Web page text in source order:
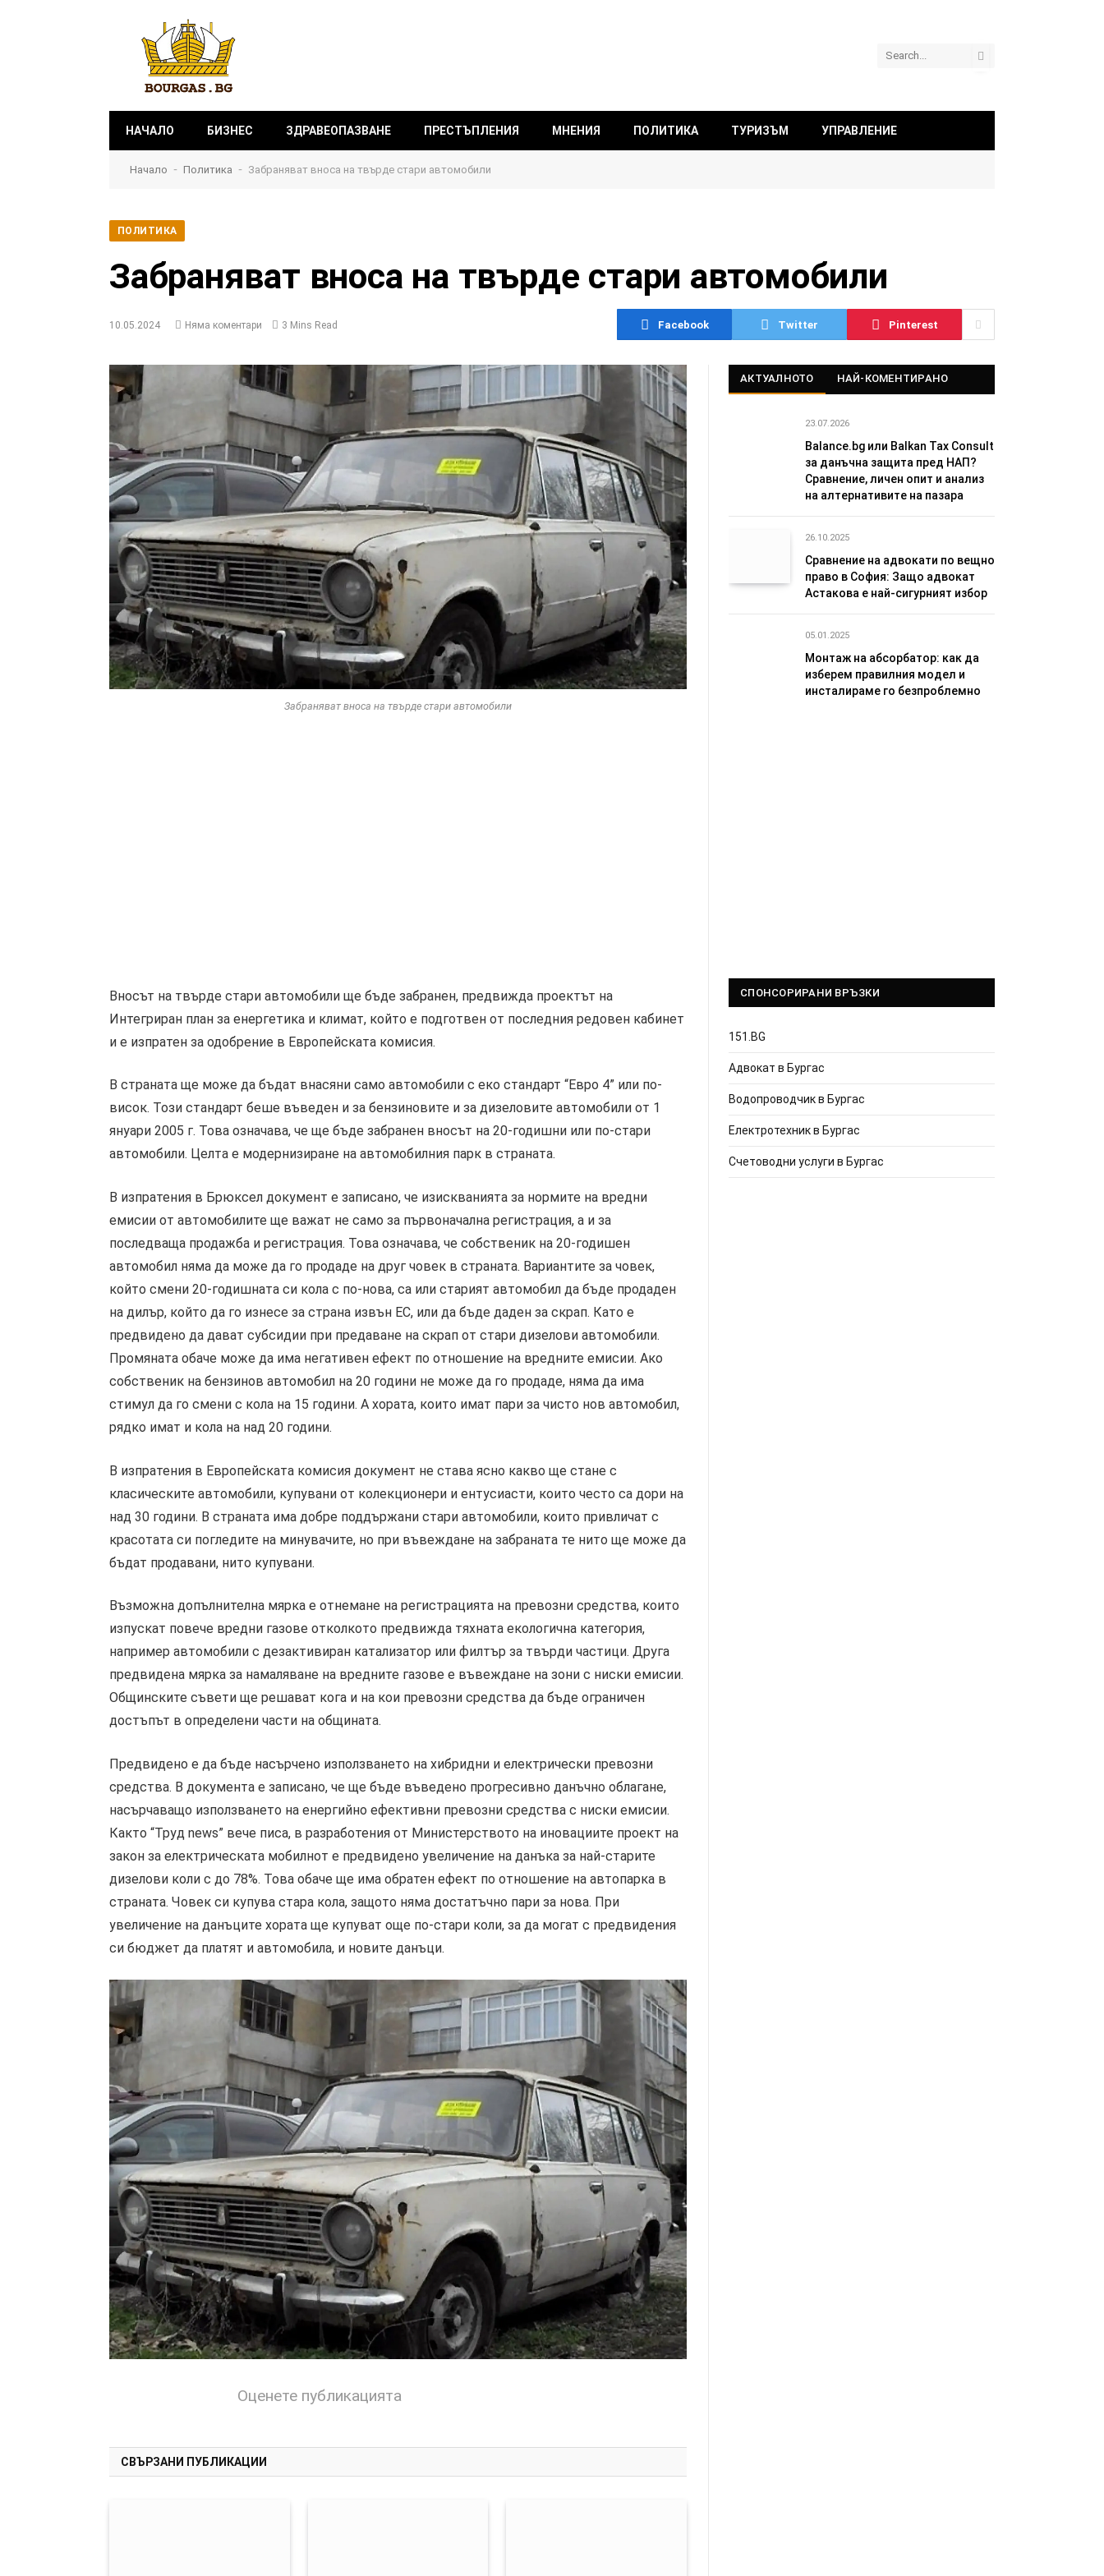
НАЧАЛО БИЗНЕС ЗДРАВЕОПАЗВАНЕ ПРЕСТЪПЛЕНИЯ МНЕНИЯ ПОЛИТИКА ТУРИЗЪМ УПРАВЛЕНИЕ
Начало - Политика - Забраняват вноса на твърде стари автомобили
ПОЛИТИКА
Забраняват вноса на твърде стари автомобили
10.05.2024 Няма коментари 3 Mins Read Facebook Twitter Pinterest
Забраняват вноса на твърде стари автомобили
Вносът на твърде стари автомобили ще бъде забранен, предвижда проектът на
Интегриран план за енергетика и климат, който е подготвен от последния редовен кабинет
и е изпратен за одобрение в Европейската комисия.
В страната ще може да бъдат внасяни само автомобили с еко стандарт “Евро 4” или по-
висок. Този стандарт беше въведен и за бензиновите и за дизеловите автомобили от 1
януари 2005 г. Това означава, че ще бъде забранен вносът на 20-годишни или по-стари
автомобили. Целта е модернизиране на автомобилния парк в страната.
В изпратения в Брюксел документ е записано, че изискванията за нормите на вредни
емисии от автомобилите ще важат не само за първоначална регистрация, а и за
последваща продажба и регистрация. Това означава, че собственик на 20-годишен
автомобил няма да може да го продаде на друг човек в страната. Вариантите за човек,
който смени 20-годишната си кола с по-нова, са или старият автомобил да бъде продаден
на дилър, който да го изнесе за страна извън ЕС, или да бъде даден за скрап. Като е
предвидено да дават субсидии при предаване на скрап от стари дизелови автомобили.
Промяната обаче може да има негативен ефект по отношение на вредните емисии. Ако
собственик на бензинов автомобил на 20 години не може да го продаде, няма да има
стимул да го смени с кола на 15 години. А хората, които имат пари за чисто нов автомобил,
рядко имат и кола на над 20 години.
В изпратения в Европейската комисия документ не става ясно какво ще стане с
класическите автомобили, купувани от колекционери и ентусиасти, които често са дори на
над 30 години. В страната има добре поддържани стари автомобили, които привличат с
красотата си погледите на минувачите, но при въвеждане на забраната те нито ще може да
бъдат продавани, нито купувани.
Възможна допълнителна мярка е отнемане на регистрацията на превозни средства, които
изпускат повече вредни газове отколкото предвижда тяхната екологична категория,
например автомобили с дезактивиран катализатор или филтър за твърди частици. Друга
предвидена мярка за намаляване на вредните газове е въвеждане на зони с ниски емисии.
Общинските съвети ще решават кога и на кои превозни средства да бъде ограничен
достъпът в определени части на общината.
Предвидено е да бъде насърчено използването на хибридни и електрически превозни
средства. В документа е записано, че ще бъде въведено прогресивно данъчно облагане,
насърчаващо използването на енергийно ефективни превозни средства с ниски емисии.
Както “Труд news” вече писа, в разработения от Министерството на иновациите проект на
закон за електрическата мобилнот е предвидено увеличение на данъка за най-старите
дизелови коли с до 78%. Това обаче ще има обратен ефект по отношение на автопарка в
страната. Човек си купува стара кола, защото няма достатъчно пари за нова. При
увеличение на данъците хората ще купуват още по-стари коли, за да могат с предвидения
си бюджет да платят и автомобила, и новите данъци.
Оценете публикацията
СВЪРЗАНИ ПУБЛИКАЦИИ
АКТУАЛНОТО НАЙ-КОМЕНТИРАНО
23.07.2026
Balance.bg или Balkan Tax Consult
за данъчна защита пред НАП?
Сравнение, личен опит и анализ
на алтернативите на пазара
26.10.2025
Сравнение на адвокати по вещно
право в София: Защо адвокат
Астакова е най-сигурният избор
05.01.2025
Монтаж на абсорбатор: как да
изберем правилния модел и
инсталираме го безпроблемно
СПОНСОРИРАНИ ВРЪЗКИ
151.BG
Адвокат в Бургас
Водопроводчик в Бургас
Електротехник в Бургас
Счетоводни услуги в Бургас